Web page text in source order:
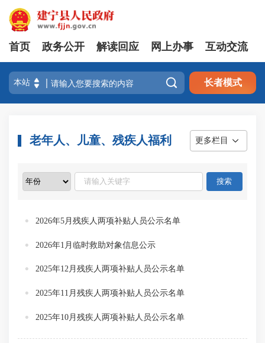
首页 政务公开 解读回应 网上办事 互动交流
 长者模式
老年人、儿童、残疾人福利 更多栏目
2026年5月残疾人两项补贴人员公示名单
2026年1月临时救助对象信息公示
2025年12月残疾人两项补贴人员公示名单
2025年11月残疾人两项补贴人员公示名单
2025年10月残疾人两项补贴人员公示名单